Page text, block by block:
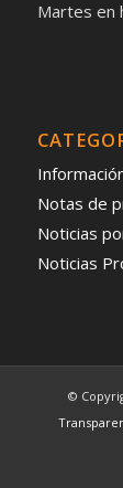
Martes en
Notas de
Noticias
Noticias
©